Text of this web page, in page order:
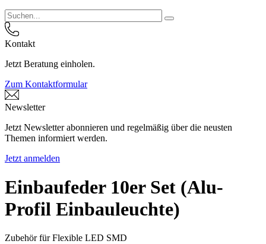
Kontakt
Jetzt Beratung einholen.
Zum Kontaktformular
Newsletter
Jetzt Newsletter abonnieren und regelmäßig über die neusten
Themen informiert werden.
Jetzt anmelden
Einbaufeder 10er Set (Alu-
Profil Einbauleuchte)
Zubehör für Flexible LED SMD